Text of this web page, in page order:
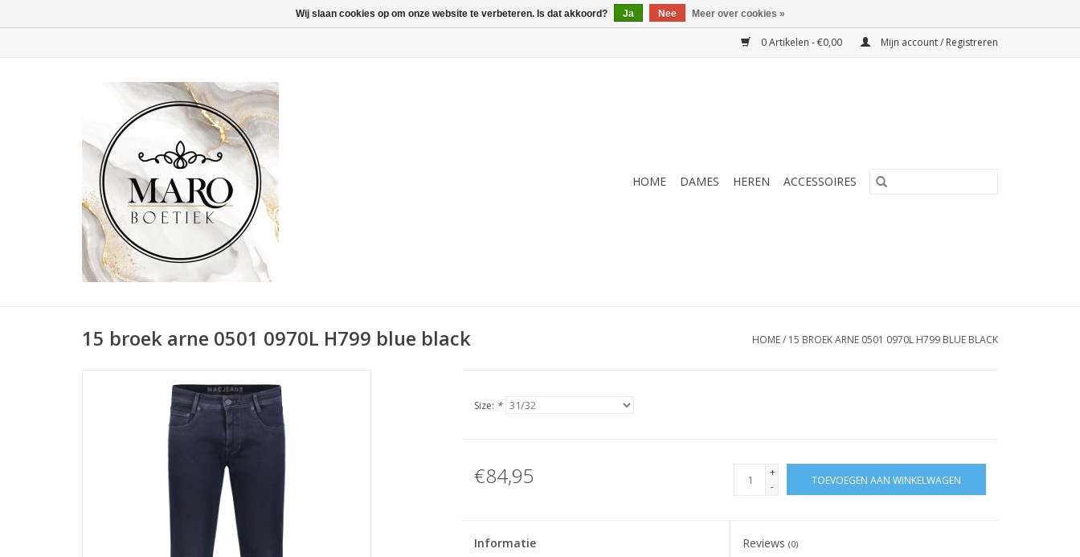
0 Artikelen - €0,00 Mijn account / Registreren
HOME DAMES HEREN ACCESSOIRES
15 broek arne 0501 0970L H799 blue black HOME/ 15 BROEK ARNE 0501 0970L H799 BLUE BLACK
Size: *
€84,95
+
-
TOEVOEGEN AAN WINKELWAGEN
Informatie Reviews(0)
Wij slaan cookies op om onze website te verbeteren. Is dat akkoord? Ja Nee Meer over cookies »